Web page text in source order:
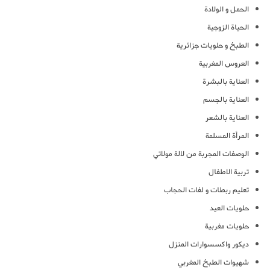
الحمل و الولادة
الحياة الزوجية
الطبخ و حلويات جزائرية
العروس المغربية
العناية بالبشرة
العناية بالجسم
العناية بالشعر
المرأة المسلمة
الوصفات المجربة من لالة مولاتي
تربية الاطفال
تعليم ربطات و لفات الحجاب
حلويات العيد
حلويات مغربية
ديكور واكسسوارات المنزل
شهيوات الطبخ المغربي